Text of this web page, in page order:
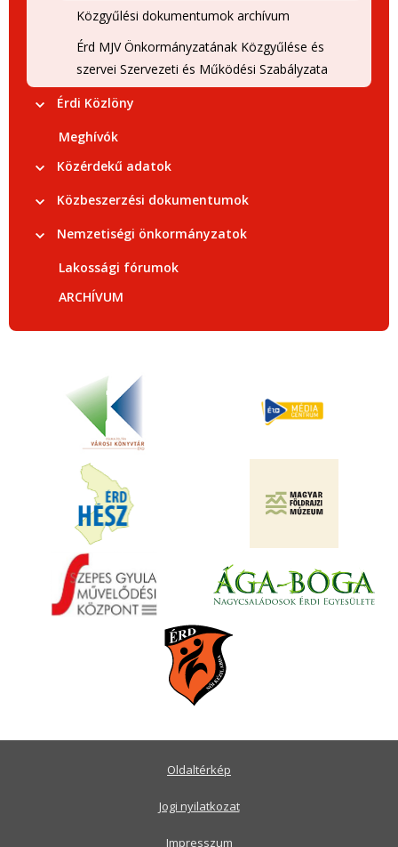
Közgyűlési dokumentumok archívum
Érd MJV Önkormányzatának Közgyűlése és
szervei Szervezeti és Működési Szabályzata
Érdi Közlöny
Meghívók
Közérdekű adatok
Közbeszerzési dokumentumok
Nemzetiségi önkormányzatok
Lakossági fórumok
ARCHÍVUM
Oldaltérkép
Jogi nyilatkozat
Impresszum